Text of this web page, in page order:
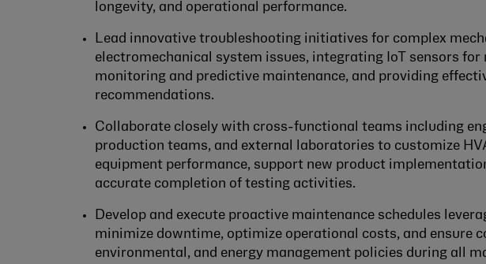
longevity, and operational performance.
Lead innovative troubleshooting initiatives for complex
electromechanical system issues, integrating IoT sensors
monitoring and predictive maintenance, and providing
recommendations.
Collaborate closely with cross-functional teams including
production teams, and external laboratories to customize
equipment performance, support new product
accurate completion of testing activities.
Develop and execute proactive maintenance schedules
minimize downtime, optimize operational costs, and ensure
environmental, and energy management policies during all